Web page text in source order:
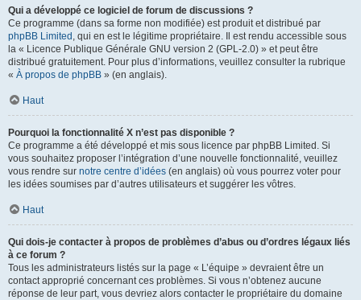
Qui a développé ce logiciel de forum de discussions ?
Ce programme (dans sa forme non modifiée) est produit et distribué par
phpBB Limited , qui en est le légitime propriétaire. Il est rendu accessible sous
la « Licence Publique Générale GNU version 2 (GPL-2.0) » et peut être
distribué gratuitement. Pour plus d’informations, veuillez consulter la rubrique
« À propos de phpBB » (en anglais).
Haut
Pourquoi la fonctionnalité X n’est pas disponible ?
Ce programme a été développé et mis sous licence par phpBB Limited. Si
vous souhaitez proposer l’intégration d’une nouvelle fonctionnalité, veuillez
vous rendre sur notre centre d’idées (en anglais) où vous pourrez voter pour
les idées soumises par d’autres utilisateurs et suggérer les vôtres.
Haut
Qui dois-je contacter à propos de problèmes d’abus ou d’ordres légaux liés
à ce forum ?
Tous les administrateurs listés sur la page « L’équipe » devraient être un
contact approprié concernant ces problèmes. Si vous n’obtenez aucune
réponse de leur part, vous devriez alors contacter le propriétaire du domaine